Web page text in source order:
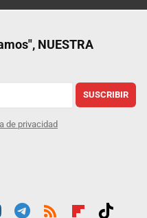
NUESTRA
SUSCRIBIR
de privacidad